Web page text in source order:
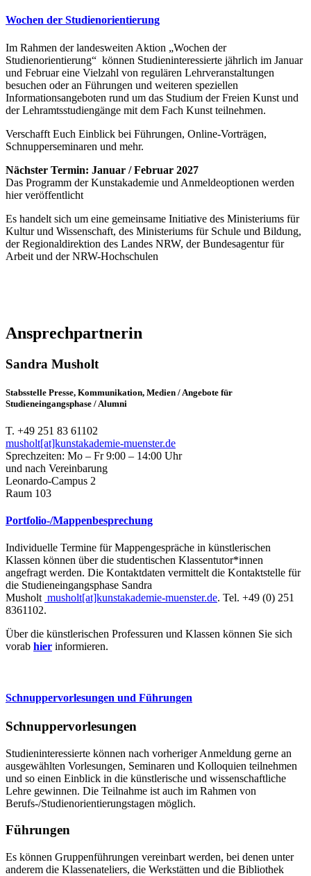
Wochen der Studienorientierung
Im Rahmen der landesweiten Aktion „Wochen der
Studienorientierung“ können Studieninteressierte jährlich im Januar
und Februar eine Vielzahl von regulären Lehrveranstaltungen
besuchen oder an Führungen und weiteren speziellen
Informationsangeboten rund um das Studium der Freien Kunst und
der Lehramtsstudiengänge mit dem Fach Kunst teilnehmen.
Verschafft Euch Einblick bei Führungen, Online-Vorträgen,
Schnupperseminaren und mehr.
Nächster Termin: Januar / Februar 2027
Das Programm der Kunstakademie und Anmeldeoptionen werden
hier veröffentlicht
Es handelt sich um eine gemeinsame Initiative des Ministeriums für
Kultur und Wissenschaft, des Ministeriums für Schule und Bildung,
der Regionaldirektion des Landes NRW, der Bundesagentur für
Arbeit und der NRW-Hochschulen
Ansprechpartnerin
Sandra Musholt
Stabsstelle Presse, Kommunikation, Medien / Angebote für
Studieneingangsphase / Alumni
T. +49 251 83 61102
musholt[at]kunstakademie-muenster.de
Sprechzeiten: Mo – Fr 9:00 – 14:00 Uhr
und nach Vereinbarung
Leonardo-Campus 2
Raum 103
Portfolio-/Mappenbesprechung
Individuelle Termine für Mappengespräche in künstlerischen
Klassen können über die studentischen Klassentutor*innen
angefragt werden. Die Kontaktdaten vermittelt die Kontaktstelle für
die Studieneingangsphase Sandra
Musholt musholt[at]kunstakademie-muenster.de. Tel. +49 (0) 251
8361102.
Über die künstlerischen Professuren und Klassen können Sie sich
vorab hier informieren.
Schnuppervorlesungen und Führungen
Schnuppervorlesungen
Studieninteressierte können nach vorheriger Anmeldung gerne an
ausgewählten Vorlesungen, Seminaren und Kolloquien teilnehmen
und so einen Einblick in die künstlerische und wissenschaftliche
Lehre gewinnen. Die Teilnahme ist auch im Rahmen von
Berufs-/Studienorientierungstagen möglich.
Führungen
Es können Gruppenführungen vereinbart werden, bei denen unter
anderem die Klassenateliers, die Werkstätten und die Bibliothek